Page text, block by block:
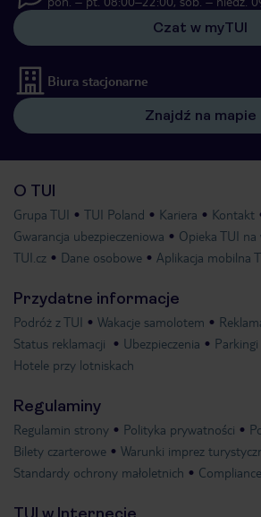
Czat w myTUI
Biura stacjonarne
Znajdź na mapie
O TUI
Grupa TUI TUI Poland Kariera
Kontakt
Gwarancja ubezpieczeniowa
Opieka TUI
TUI.cz
Dane osobowe Aplikacja mobilna
Przydatne informacje
Podróż z TUI Wakacje samolotem
Status reklamacji
Ubezpieczenia
Parkingi
Hotele przy lotniskach
Regulaminy
Regulamin strony Polityka prywatności
Bilety czarterowe
Warunki imprez
Standardy ochrony małoletnich
Compliance
TUI w Internecie